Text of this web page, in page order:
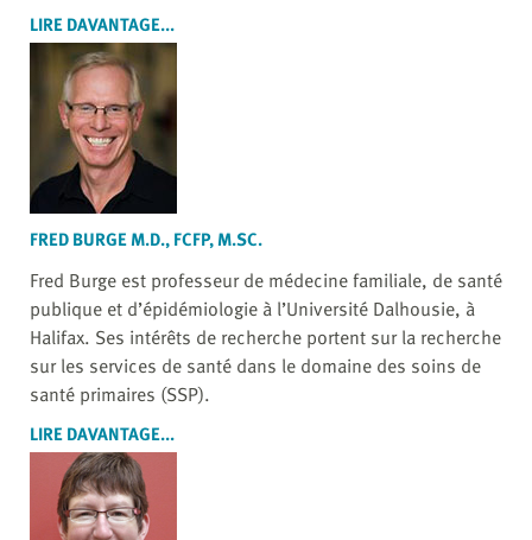
LIRE DAVANTAGE...
FRED BURGE M.D., FCFP, M.SC.
Fred Burge est professeur de médecine familiale, de santé
publique et d’épidémiologie à l’Université Dalhousie, à
Halifax. Ses intérêts de recherche portent sur la recherche
sur les services de santé dans le domaine des soins de
santé primaires (SSP).
LIRE DAVANTAGE...